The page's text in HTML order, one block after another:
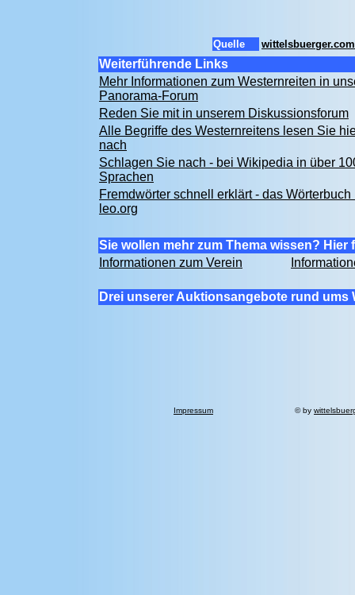
Quelle wittelsbuerger.com
Weiterführende Links
Mehr Informationen zum Westernreiten in
Panorama-Forum
Reden Sie mit in unserem Diskussionsforum
Alle Begriffe des Westernreitens lesen Sie
nach
Schlagen Sie nach - bei Wikipedia in über
Sprachen
Fremdwörter schnell erklärt - das Wörterbuch
leo.org
Sie wollen mehr zum Thema wissen? Hier
Informationen zum Verein
Drei unserer Auktionsangebote rund ums
Impressum © by